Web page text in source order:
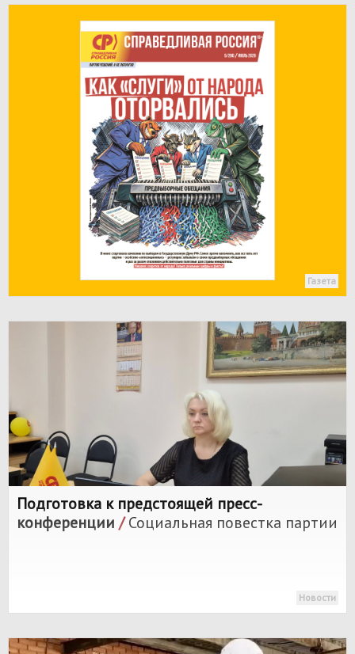
Газета
Подготовка к предстоящей пресс-
конференции /Социальная повестка партии
Новости